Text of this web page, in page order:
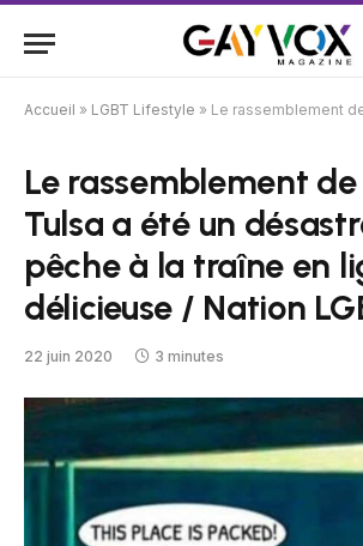
Accueil » LGBT Lifestyle » Le rassemblement de Trump à Tulsa a été un désastre
Le rassemblement
Tulsa a été un
pêche à la traîne en
délicieuse / Nation
22 juin 2020 3 minutes